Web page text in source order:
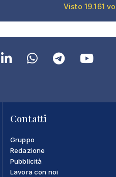
Visto 19.161
Contatti
Gruppo
Redazione
Pubblicità
Lavora con noi